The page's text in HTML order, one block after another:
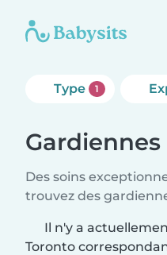
Type 1
Des soins
trouvez des
Il n'y a
Toronto